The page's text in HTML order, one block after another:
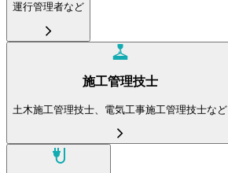
運行管理者など
施工管理技士
土木施工管理技士、電気工事施工管理技士など